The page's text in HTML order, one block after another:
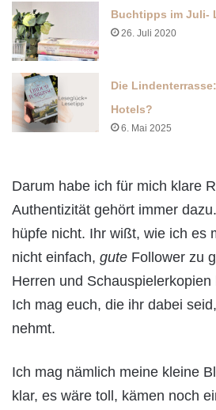
Buchtipps im Juli-
26. Juli 2020
Die
Hotels?
6. Mai 2025
Darum habe ich für mich klare
Authentizität gehört immer
hüpfe nicht. Ihr wißt, wie ich es
nicht einfach, gute Follower zu
Herren und
Ich mag euch, die ihr dabei
nehmt.
Ich mag nämlich meine kleine
klar, es wäre toll, kämen noch